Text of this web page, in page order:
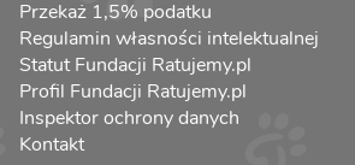
Przekaż 1,5% podatku
Regulamin własności intelektualnej
Statut Fundacji Ratujemy.pl
Profil Fundacji Ratujemy.pl
Inspektor ochrony danych
Kontakt